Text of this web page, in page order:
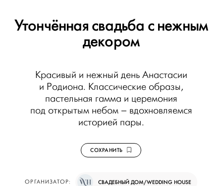
Утончённая свадьба с нежным
декором
Красивый и нежный день Анастасии
и Родиона. Классические образы,
пастельная гамма и церемония
под открытым небом – вдохновляемся
историей пары.
СОХРАНИТЬ
ОРГАНИЗАТОР: СВАДЕБНЫЙ ДОМ/WEDDING HOUSE